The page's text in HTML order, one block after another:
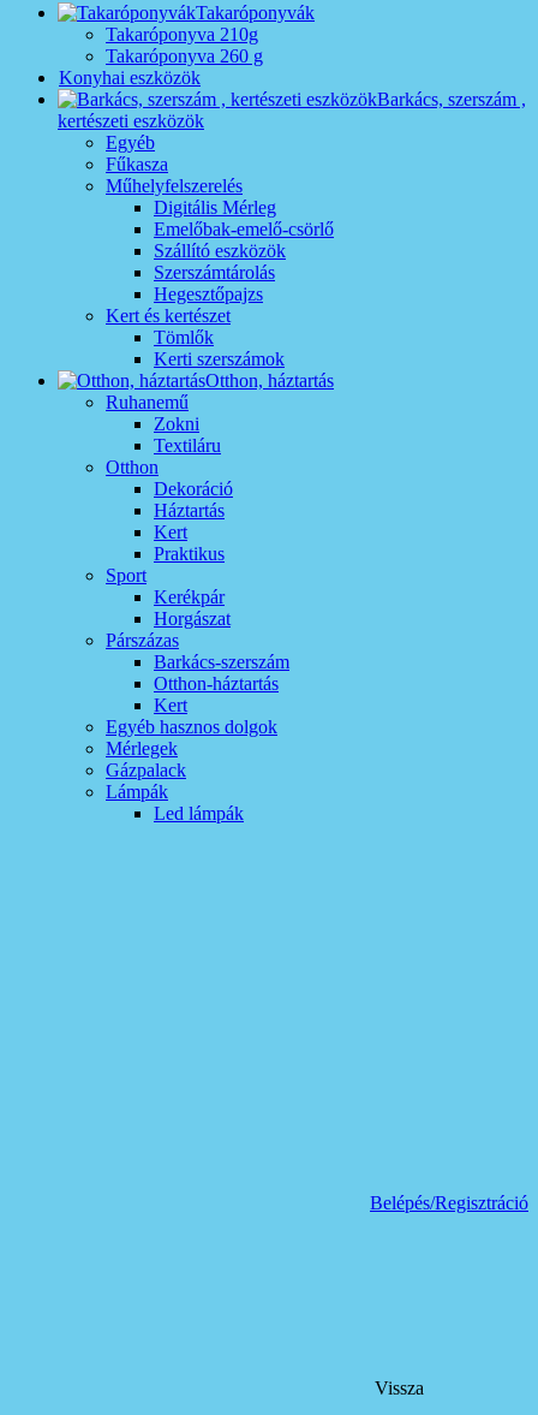
Takaróponyvák
Takaróponyva 210g
Takaróponyva 260 g
Konyhai eszközök
Barkács, szerszám ,
kertészeti eszközök
Egyéb
Fűkasza
Műhelyfelszerelés
Digitális Mérleg
Emelőbak-emelő-csörlő
Szállító eszközök
Szerszámtárolás
Hegesztőpajzs
Kert és kertészet
Tömlők
Kerti szerszámok
Otthon, háztartás
Ruhanemű
Zokni
Textiláru
Otthon
Dekoráció
Háztartás
Kert
Praktikus
Sport
Kerékpár
Horgászat
Párszázas
Barkács-szerszám
Otthon-háztartás
Kert
Egyéb hasznos dolgok
Mérlegek
Gázpalack
Lámpák
Led lámpák
Belépés/Regisztráció
Vissza